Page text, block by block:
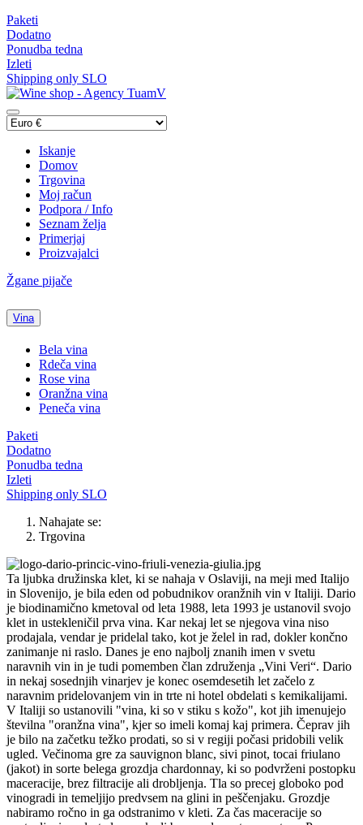
Paketi
Dodatno
Ponudba tedna
Izleti
Shipping only SLO
Iskanje
Domov
Trgovina
Moj račun
Podpora / Info
Seznam želja
Primerjaj
Proizvajalci
Žgane pijače
Vina
Bela vina
Rdeča vina
Rose vina
Oranžna vina
Peneča vina
Paketi
Dodatno
Ponudba tedna
Izleti
Shipping only SLO
Nahajate se:
Trgovina
Ta ljubka družinska klet, ki se nahaja v Oslaviji, na meji med Italijo
in Slovenijo, je bila eden od pobudnikov oranžnih vin v Italiji. Dario
je biodinamično kmetoval od leta 1988, leta 1993 je ustanovil svojo
klet in ustekleničil prva vina. Kar nekaj let se njegova vina niso
prodajala, vendar je pridelal tako, kot je želel in rad, dokler končno
zanimanje ni raslo. Danes je eno najbolj znanih imen v svetu
naravnih vin in je tudi pomemben član združenja „Vini Veri“. Dario
in nekaj sosednjih vinarjev je konec osemdesetih let začelo z
naravnim pridelovanjem vin in trte ni hotel obdelati s kemikalijami.
V Italiji so ustanovili "vina, ki so v stiku s kožo", kot jih imenujejo
številna "oranžna vina", kjer so imeli komaj kaj primera. Čeprav jih
je bilo na začetku težko prodati, so si v regiji počasi pridobili velik
ugled. Večinoma gre za sauvignon blanc, sivi pinot, tocai friulano
(jakot) in sorte belega grozdja chardonnay, ki so podvrženi postopku
maceracije, brez filtracije ali drobljenja. Tla so precej globoko pod
vinogradi in temeljijo predvsem na glini in peščenjaku. Grozdje
nabiramo ročno in ga odstranimo v kleti. Za čas maceracije so